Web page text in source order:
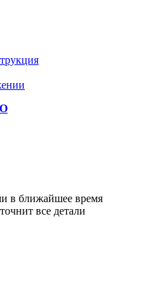
в ближайшее время
все детали